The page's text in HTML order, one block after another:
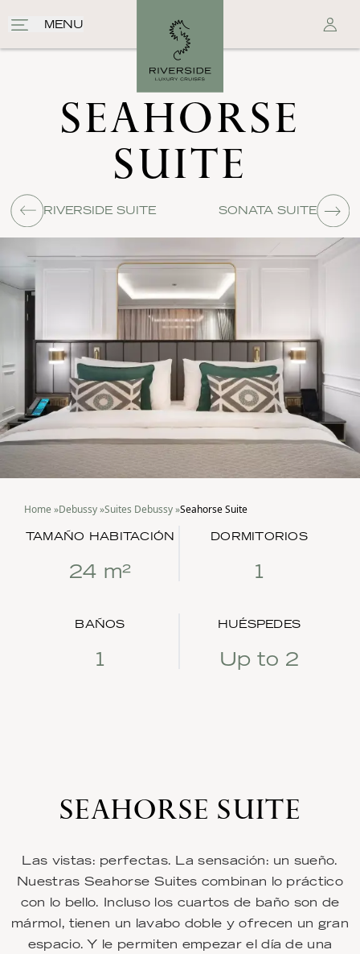
MENU
SEAHORSE
SUITE
RIVERSIDE SUITE SONATA SUITE
Home »Debussy»Suites Debussy»Seahorse Suite
TAMAÑO HABITACIÓN
24 m²
DORMITORIOS
1
BAÑOS
1
HUÉSPEDES
Up to 2
SEAHORSE SUITE
Las vistas: perfectas. La sensación: un sueño.
Nuestras Seahorse Suites combinan lo práctico
con lo bello. Incluso los cuartos de baño son de
mármol, tienen un lavabo doble y ofrecen un gran
espacio. Y le permiten empezar el día de una